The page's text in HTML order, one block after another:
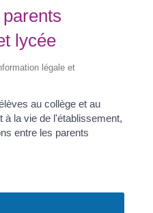
lycée
légale et
au collège et au
à la vie de l'établissement,
entre les parents